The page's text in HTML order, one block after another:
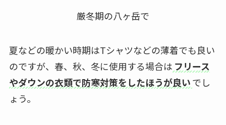
厳冬期の八ヶ岳で
夏などの暖かい時期はTシャツなどの薄着でも良い
のですが、春、秋、冬に使用する場合は フリース
やダウンの衣類で防寒対策をしたほうが良いでし
ょう。